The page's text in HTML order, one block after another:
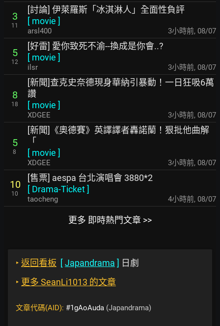
3
11
[討論] 伊萊羅斯「冰淇淋人」全面性負評
[ movie ]
arsl400 3小時前, 08/07
5
12
[好雷] 愛你致死不渝--換成是你會..?
[ movie ]
ilsr 3小時前, 08/07
8
18
[新聞]查克史奈德現身華納引暴動！一日狂吸6萬
讚
[ movie ]
XDGEE 3小時前, 08/07
5
8
[新聞]《奧德賽》英譯譯者轟諾蘭！狠批他曲解
「
[ movie ]
XDGEE 3小時前, 08/07
10
10
[售票] aespa 台北演唱會 3880*2
[ Drama-Ticket]
taocheng 4小時前, 08/07
更多 即時熱門文章 >>
‣ 返回看板 [Japandrama ] 日劇
‣ 更多 SeanLi1013 的文章
文章代碼(AID): #1gAoAuda (Japandrama)